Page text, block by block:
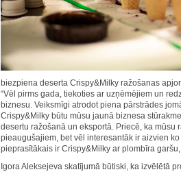
biezpiena deserta Crispy&Milky ražošanas
“Vēl pirms gada, tiekoties ar uzņēmējiem un
biznesu. Veiksmīgi atrodot piena pārstrādes
Crispy&Milky būtu mūsu jaunā biznesa
desertu ražošanā un eksportā. Priecē, ka
pieaugušajiem, bet vēl interesantāk ir aizvien
pieprasītākais ir Crispy&Milky ar plombīra
Igora Aleksejeva skatījumā būtiski, ka izvēlētā